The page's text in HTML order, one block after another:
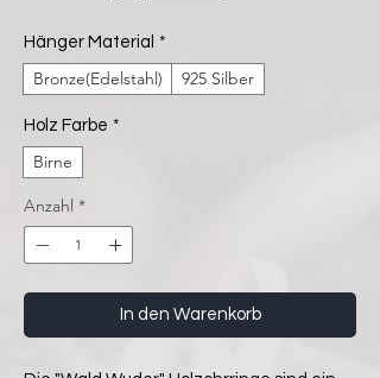
Hänger Material *
Bronze(Edelstahl) 925 Silber
Holz Farbe *
Birne
Anzahl *
In den Warenkorb